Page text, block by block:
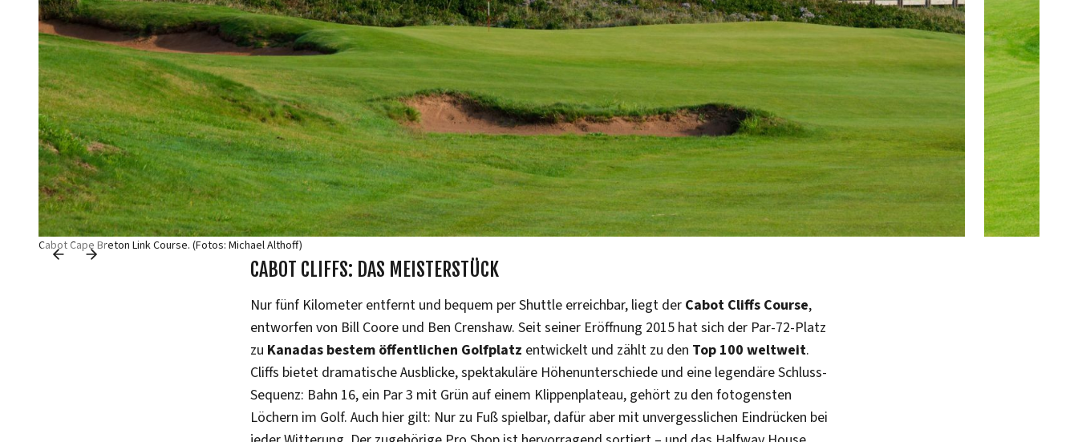
Cabot Cape Breton Link Course. (Fotos: Michael Althoff)
CABOT CLIFFS: DAS MEISTERSTÜCK
Nur fünf Kilometer entfernt und bequem per Shuttle erreichbar, liegt der Cabot Cliffs Course,
entworfen von Bill Coore und Ben Crenshaw. Seit seiner Eröffnung 2015 hat sich der Par-72-Platz
zu Kanadas bestem öffentlichen Golfplatz entwickelt und zählt zu den Top 100 weltweit.
Cliffs bietet dramatische Ausblicke, spektakuläre Höhenunterschiede und eine legendäre Schluss-
Sequenz: Bahn 16, ein Par 3 mit Grün auf einem Klippenplateau, gehört zu den fotogensten
Löchern im Golf. Auch hier gilt: Nur zu Fuß spielbar, dafür aber mit unvergesslichen Eindrücken bei